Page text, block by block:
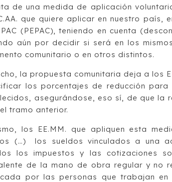
de una medida de aplicación
que quiere aplicar en nuestro país,
(PEPAC), teniendo en cuenta
aún por decidir si será en los
comunitario o en otros distintos.
la propuesta comunitaria deja a los
los porcentajes de reducción
asegurándose, eso sí, de que la
tramo anterior.
los EE.MM. que apliquen esta
(…) los sueldos vinculados a una
los impuestos y las cotizaciones
de la mano de obra regular y no
por las personas que trabajan